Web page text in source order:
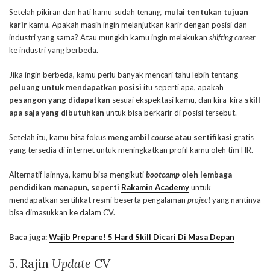
Setelah pikiran dan hati kamu sudah tenang, mulai tentukan tujuan
karirkamu. Apakah masih ingin melanjutkan karir dengan posisi dan
industri yang sama? Atau mungkin kamu ingin melakukan shifting career
ke industri yang berbeda.
Jika ingin berbeda, kamu perlu banyak mencari tahu lebih tentang
peluang untuk mendapatkan posisi itu seperti apa, apakah
pesangon yang didapatkan sesuai ekspektasi kamu, dan kira-kira skill
apa saja yang dibutuhkan untuk bisa berkarir di posisi tersebut.
Setelah itu, kamu bisa fokus mengambil course atau sertifikasi gratis
yang tersedia di internet untuk meningkatkan profil kamu oleh tim HR.
Alternatif lainnya, kamu bisa mengikutibootcamp oleh lembaga
pendidikan manapun, seperti Rakamin Academyuntuk
mendapatkan sertifikat resmi beserta pengalaman projectyang nantinya
bisa dimasukkan ke dalam CV.
Baca juga:Wajib Prepare! 5 Hard Skill Dicari Di Masa Depan
5. Rajin Update CV